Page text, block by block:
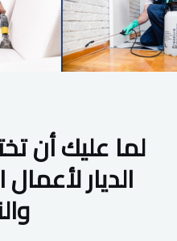
لما عليك أن
الديار